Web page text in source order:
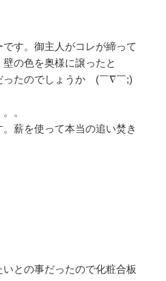
す。御主人がコレが締って
の色を奥様に譲ったと
ったのでしょうかゞ(￣∇￣;)
。
薪を使って本当の追い焚き
との事だったので化粧合板